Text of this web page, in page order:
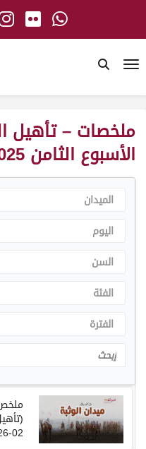
ملخصات – تأهيل
الأسبوع الثامن 2025-2026
الميدان
اليوم
السن
الفئة
الفترة
Search
(
02-2026